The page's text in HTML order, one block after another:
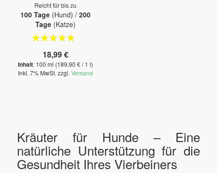
Reicht für bis zu
100 Tage (Hund) / 200
Tage (Katze)
Bewertung:
18,99 €
Inhalt: 100 ml (189,90 € / 1 l)
Inkl. 7% MwSt. zzgl. Versand
Kräuter für Hunde – Eine
natürliche Unterstützung für die
Gesundheit Ihres Vierbeiners